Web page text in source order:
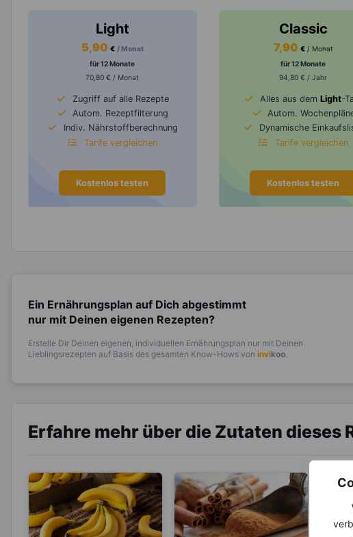
Light
5,90 € / Monat
für 12 Monate
70,80 € / Monat
Zugriff auf alle Rezepte
Autom. Rezeptfilterung
Indiv. Nährstoffberechnung
Tarife vergleichen
Kostenlos testen
Classic
7,90 € / Monat
für 12 Monate
94,80 € / Jahr
Alles aus dem Light-
Autom.
Dynamische
Tarife vergleichen
Kostenlos testen
Ein Ernährungsplan auf Dich abgestimmt
nur mit Deinen eigenen Rezepten?
Erstelle Dir Deinen eigenen, individuellen Ernährungsplan nur mit Deinen
Lieblingsrezepten auf Basis des gesamten Know-Hows von invikoo.
Erfahre mehr über die Zutaten dieses